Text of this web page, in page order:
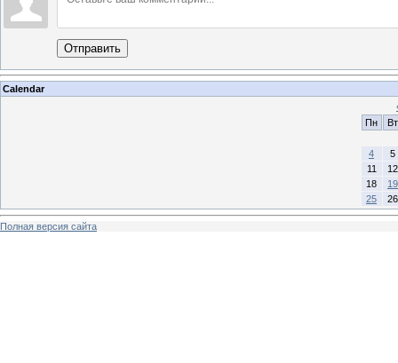
Отправить
Calendar
Пн
Вт
4
5
11
12
18
19
25
26
Полная версия сайта